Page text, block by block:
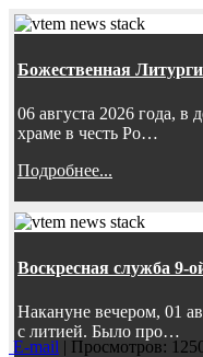
Божественная
06 августа 2026 года,
храме в честь Ро…
Подробнее...
Воскресная служба 9-
Накануне вечером, 01
с литией. Было про…
E-mail | Просмотров: